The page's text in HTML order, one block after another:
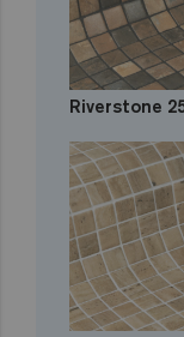
Riverstone